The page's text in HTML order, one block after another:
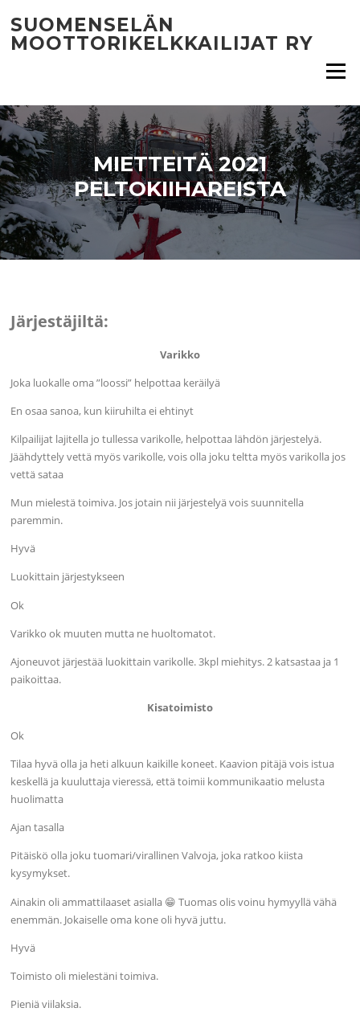
suoraan
sisältöön
SUOMENSELÄN
MOOTTORIKELKKAILIJAT RY
Valikko
MIETTEITÄ 2021
PELTOKIIHAREISTA
Järjestäjiltä:
Varikko
Joka luokalle oma ”loossi” helpottaa keräilyä
En osaa sanoa, kun kiiruhilta ei ehtinyt
Kilpailijat lajitella jo tullessa varikolle, helpottaa lähdön järjestelyä.
Jäähdyttely vettä myös varikolle, vois olla joku teltta myös varikolla jos
vettä sataa
Mun mielestä toimiva. Jos jotain nii järjestelyä vois suunnitella
paremmin.
Hyvä
Luokittain järjestykseen
Ok
Varikko ok muuten mutta ne huoltomatot.
Ajoneuvot järjestää luokittain varikolle. 3kpl miehitys. 2 katsastaa ja 1
paikoittaa.
Kisatoimisto
Ok
Tilaa hyvä olla ja heti alkuun kaikille koneet. Kaavion pitäjä vois istua
keskellä ja kuuluttaja vieressä, että toimii kommunikaatio melusta
huolimatta
Ajan tasalla
Pitäiskö olla joku tuomari/virallinen Valvoja, joka ratkoo kiista
kysymykset.
Ainakin oli ammattilaaset asialla 😁 Tuomas olis voinu hymyyllä vähä
enemmän. Jokaiselle oma kone oli hyvä juttu.
Hyvä
Toimisto oli mielestäni toimiva.
Pieniä viilaksia.